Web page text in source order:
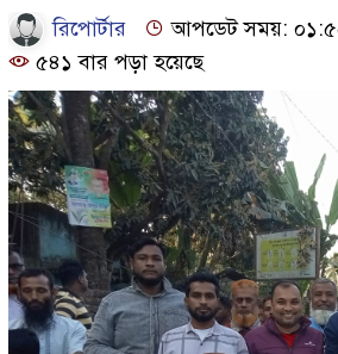
রিপোর্টার
আপডেট সময়:
৫৪১ বার পড়া হয়েছে